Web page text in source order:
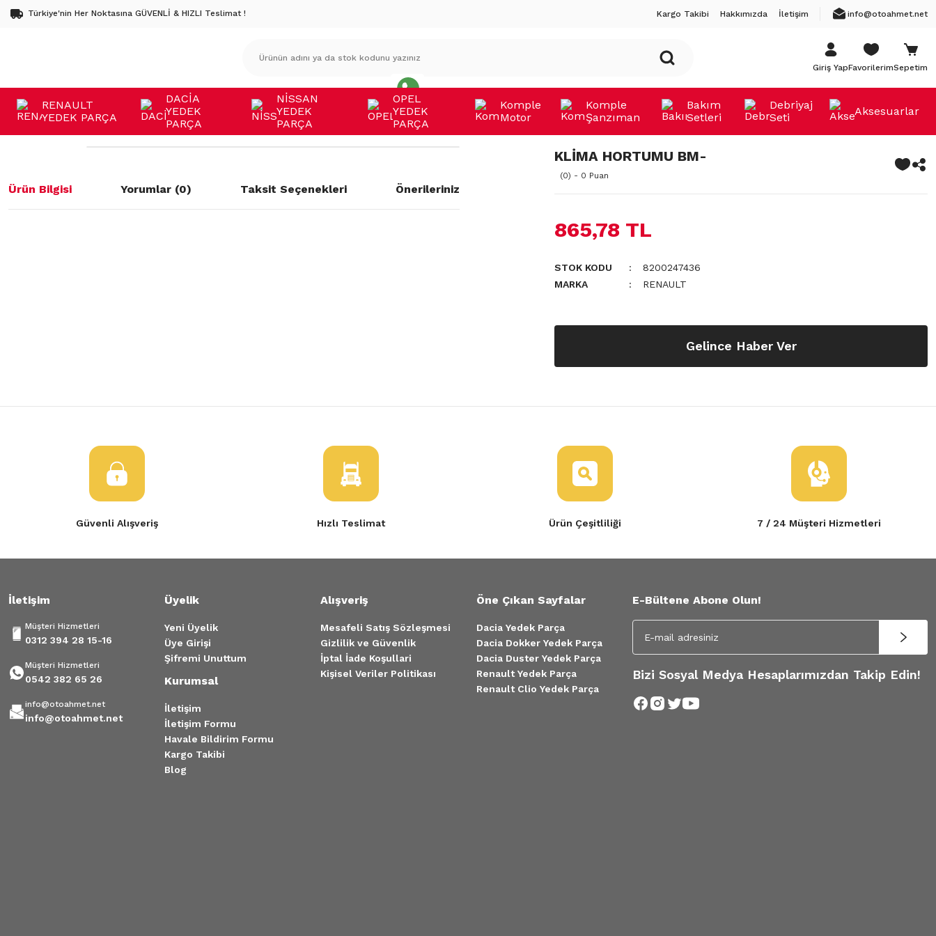
Türkiye'nin Her Noktasına GÜVENLİ & HIZLI Teslimat ! Kargo Takibi Hakkımızda İletişim info@otoahmet.net
Giriş YapFavorilerimSepetim
RENAULT
YEDEK PARÇA
DACİA
YEDEK
PARÇA
NİSSAN
YEDEK
PARÇA
OPEL
YEDEK
PARÇA
Komple
Motor
Komple
Şanzıman
Bakım
Setleri
Debriyaj
Seti
Aksesuarlar
Ürün Bilgisi Yorumlar (0) Taksit Seçenekleri Önerileriniz
KLİMA HORTUMU BM-
(0) - 0 Puan
865,78 TL
STOK KODU
8200247436
MARKA
RENAULT
Gelince Haber Ver
Güvenli Alışveriş Hızlı Teslimat Ürün Çeşitliliği 7 / 24 Müşteri Hizmetleri
İletişim
Müşteri Hizmetleri
0312 394 28 15-16
Müşteri Hizmetleri
0542 382 65 26
info@otoahmet.net
info@otoahmet.net
Üyelik
Yeni Üyelik
Üye Girişi
Şifremi Unuttum
Kurumsal
İletişim
İletişim Formu
Havale Bildirim Formu
Kargo Takibi
Blog
Alışveriş
Mesafeli Satış Sözleşmesi
Gizlilik ve Güvenlik
İptal İade Koşullari
Kişisel Veriler Politikası
Öne Çıkan Sayfalar
Dacia Yedek Parça
Dacia Dokker Yedek Parça
Dacia Duster Yedek Parça
Renault Yedek Parça
Renault Clio Yedek Parça
E-Bültene Abone Olun!
Bizi Sosyal Medya Hesaplarımızdan Takip Edin!